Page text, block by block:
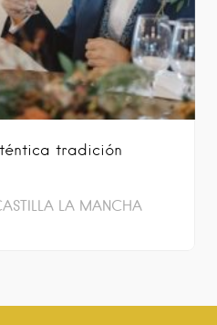
tradición
LA MANCHA